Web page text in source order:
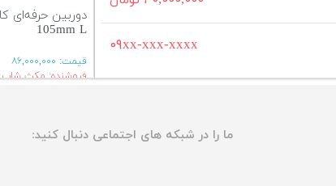
105mm L
قیمت: ۸۶,۰۰۰,۰۰۰
فروشنده: مکث شاپ
۰۹xx-xxx-xxxx
ما را در شبکه های اجتماعی دنبال کنید: